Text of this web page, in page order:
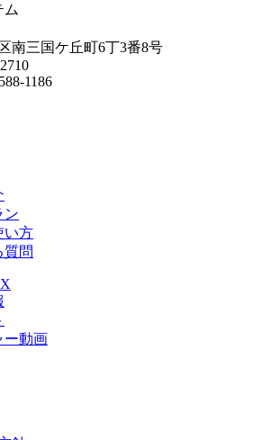
ム
南三国ケ丘町6丁3番8号
1186
ン
い方
質問
ー動画